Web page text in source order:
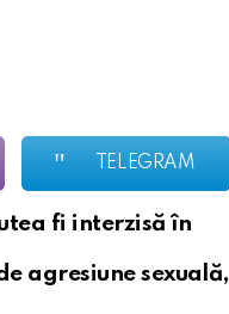
TELEGRAM
fi interzisă în
agresiune sexuală,